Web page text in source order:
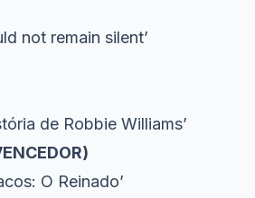
not remain silent’
de Robbie Williams’
O Reinado’